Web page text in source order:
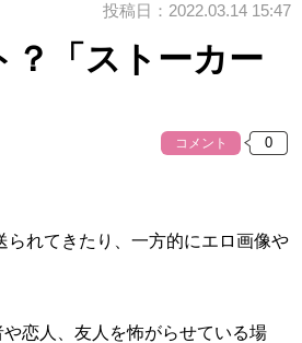
投稿日：2022.03.14 15:47
？「ストーカー
コメント
られてきたり、一方的にエロ画像や
恋人、友人を怖がらせている場